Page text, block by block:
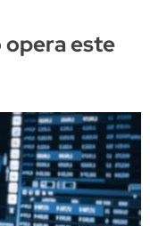
opera este